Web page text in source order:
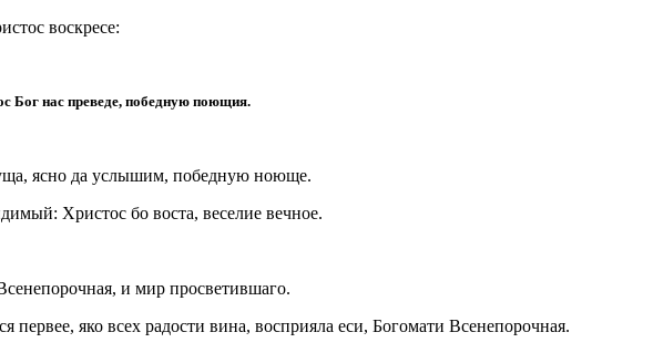
воскресе:
Бог нас преведе, победную поющия.
ясно да услышим, победную ноюще.
Христос бо воста, веселие вечное.
и мир просветившаго.
яко всех радости вина, восприяла еси, Богомати Всенепорочная.